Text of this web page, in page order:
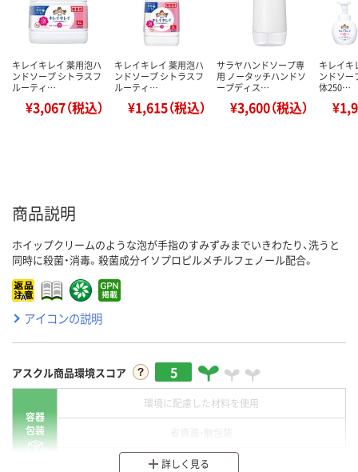
キレイキレイ 薬用泡ハ
ンドソープ シトラスフ
ルーティ…
¥3,067（税込）
キレイキレイ 薬用泡ハ
ンドソープ シトラスフ
ルーティ…
¥1,615（税込）
サラヤハンドソープ専
用 ノータッチハンドソ
ープディス…
¥3,600（税込）
キレイキ
ンドソー
体250…
商品説明
ホイップクリームのような泡が手指のすみずみまでいきわたり、洗うと
同時に殺菌・消毒。殺菌成分イソプロピルメチルフェノール配合。
アイコンの説明
アスクル商品環境スコア 5
容器
包装
環境に配慮した材料を使用
分別・リサイクルしやすい設計
詳しく見る